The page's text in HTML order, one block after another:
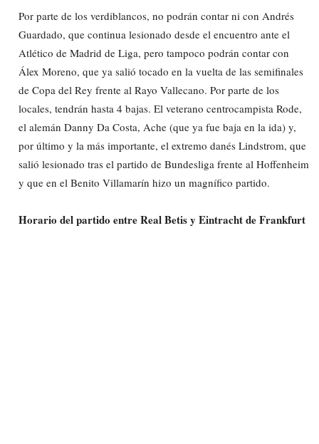
Por parte de los verdiblancos, no podrán contar ni con Andrés
Guardado, que continua lesionado desde el encuentro ante el
Atlético de Madrid de Liga, pero tampoco podrán contar con
Álex Moreno, que ya salió tocado en la vuelta de las semifinales
de Copa del Rey frente al Rayo Vallecano. Por parte de los
locales, tendrán hasta 4 bajas. El veterano centrocampista Rode,
el alemán Danny Da Costa, Ache (que ya fue baja en la ida) y,
por último y la más importante, el extremo danés Lindstrom, que
salió lesionado tras el partido de Bundesliga frente al Hoffenheim
y que en el Benito Villamarín hizo un magnífico partido.
Horario del partido entre Real Betis y Eintracht de Frankfurt